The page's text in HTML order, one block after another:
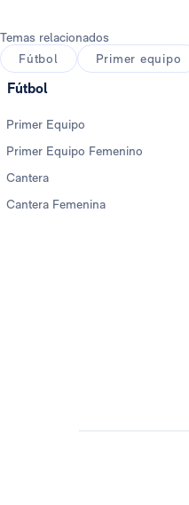
Temas relacionados
Fútbol
Primer equipo
Fútbol
Primer Equipo
Primer Equipo Femenino
Cantera
Cantera Femenina